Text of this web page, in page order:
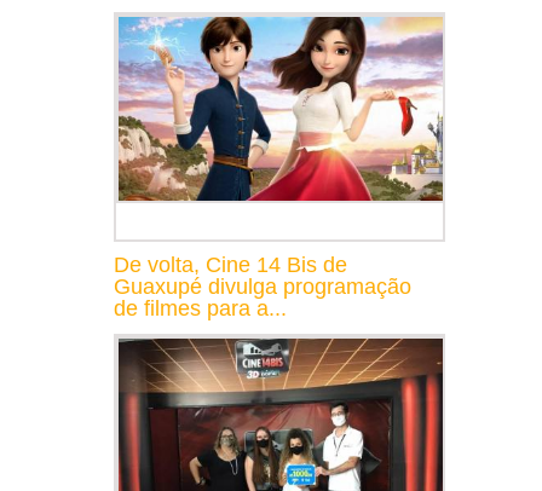
De volta, Cine 14 Bis de
Guaxupé divulga programação
de filmes para a...